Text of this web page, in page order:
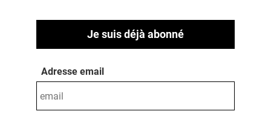
Je suis déjà abonné
Adresse email